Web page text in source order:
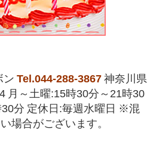
ン Tel.044-288-3867 神奈川県
月～土曜:15時30分～21時30
分 定休日:毎週水曜日 ※混
場合がございます。